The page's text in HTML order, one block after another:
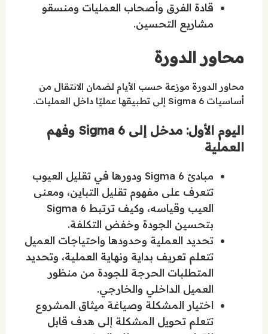
قادة الفرق وأصحاب العمليات ومنسقو
مشاريع التحسين.
محاور الدورة
محاور الدورة موزعة حسب الأيام لضمان الانتقال من
أساسيات 6 Sigma إلى تطبيقها عمليًا داخل العمليات.
اليوم الأول: مدخل إلى 6 Sigma وفهم
العملية
مبادئ 6 Sigma ودورها في تقليل العيوب
تتعرف على مفهوم تقليل التباين، ومعنى
العيب وقياسه، وكيف ترتبط 6 Sigma
بتحسين الجودة وخفض التكلفة.
تحديد العملية وحدودها واحتياجات العميل
تتعلم تعريف بداية ونهاية العملية، وتحديد
المتطلبات الحرجة للجودة من منظور
العميل الداخلي والخارجي.
اختيار المشكلة وصياغة ميثاق المشروع
تتعلم تحويل المشكلة إلى هدف قابل